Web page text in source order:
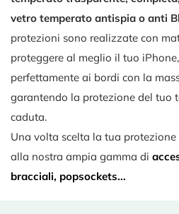
vetro temperato antispia o anti
protezioni sono realizzate con
proteggere al meglio il tuo
perfettamente ai bordi con la
garantendo la protezione del tuo
caduta.
Una volta scelta la tua
alla nostra ampia gamma di
bracciali, popsockets...